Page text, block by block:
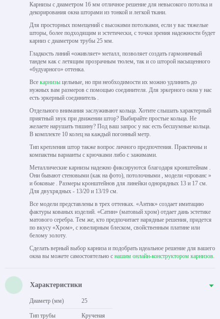
Карнизы с диаметром 16 мм отличное решение для невысокого потолка и
декорирования окна шторами из тонкой и легкой ткани.
Для просторных помещений с высокими потолками, если у вас тяжелые
шторы, более подходящим и эстетически, с точки зрения надежности будет
карниз с диаметром трубы 25 мм.
Гладкость линий «оживляет» металл, позволяет создать гармоничный
тандем как с летящим прозрачным тюлем, так и со шторой насыщенного
«будуарного» оттенка.
Все карнизы цельные, но при необходимости их можно удлинить до
нужных вам размеров с помощью соединителя. Для эркерного окна у нас
есть эркерный соединитель .
Отдельного внимания заслуживают кольца. Хотите слышать характерный
приятный звук при движении штор? Выбирайте простые кольца. Не
желаете нарушать тишину? Под ваш запрос у нас есть бесшумные кольца.
В комплекте 10 колец на каждый погонный метр.
Тип крепления штор также вопрос личного предпочтения. Практичны и
компактны варианты с крючками либо с зажимами.
Металлические карнизы надежно фиксируются благодаря кронштейнам .
Они бывают стеновыми (как на фото), потолочными , модели «прованс »
и боковые . Размеры кронштейнов для линейки однорядных 13 и 17 см.
Для двухрядных - 13/20 и 13/19 см.
Все модели представлены в трех оттенках. «Антик» создает имитацию
фактуры кованых изделий. «Сатин» (матовый хром) отдает дань эстетике
матового серебра. Тем же, кто предпочитает нарядные решения, придется
по вкусу «Хром», с ювелирным блеском, свойственным платине или
белому золоту.
Сделать верный выбор карниза и подобрать идеальное решение для вашего
окна вы можете самостоятельно с нашим онлайн-конструктором карнизов.
Характеристики
Диаметр (мм) 25
Тип трубы Крученая